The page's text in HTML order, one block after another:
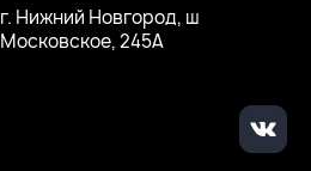
г. Нижний Новгород, ш
Московское, 245А